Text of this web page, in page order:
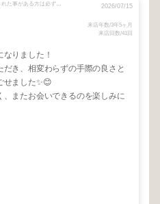
メニュー/ 🌻『このチームに』担当された事がある方は必ずご選択下さい🌻 + カラー 2026/07/15
来店年数/3年5ヶ月
来店回数/41回
りました！
き、相変わらずの手際の良さと
せました✨😊
またお会いできるのを楽しみに